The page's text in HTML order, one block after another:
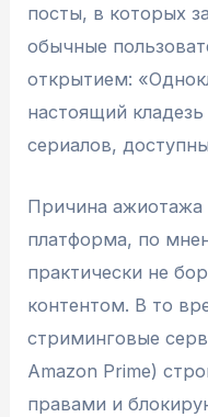
посты, в которых
обычные
открытием:
настоящий
сериалов,
Причина ажиотажа
платформа, по
практически не
контентом. В то
стриминговые
Amazon Prime)
правами и